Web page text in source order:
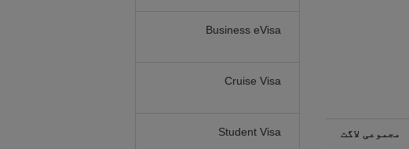
Business eVisa
Cruise Visa
Student Visa مجموعی لاگت